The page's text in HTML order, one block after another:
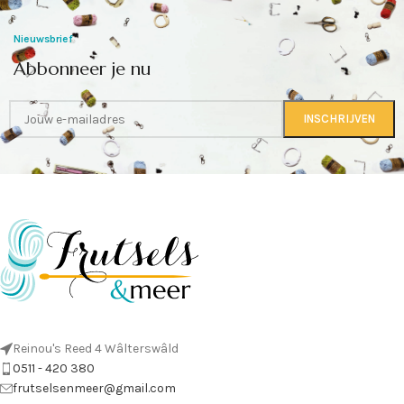
Nieuwsbrief
Abbonneer je nu
Reinou's Reed 4 Wâlterswâld
0511 - 420 380
frutselsenmeer@gmail.com